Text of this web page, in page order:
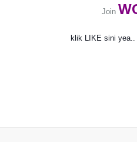
Join
klik LIKE sini yea..